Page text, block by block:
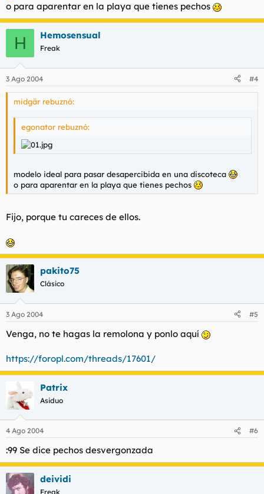
o para aparentar en la playa que tienes pechos
H Hemosensual
Freak
3 Ago 2004 #4
midgär rebuznó:
egonator rebuznó:
modelo ideal para pasar desapercibida en una discoteca
o para aparentar en la playa que tienes pechos
Fijo, porque tu careces de ellos.
pakito75
Clásico
3 Ago 2004 #5
Venga, no te hagas la remolona y ponlo aquí
https://foropl.com/threads/17601/
Patrix
Asiduo
4 Ago 2004 #6
:99 Se dice pechos desvergonzada
deividi
Freak